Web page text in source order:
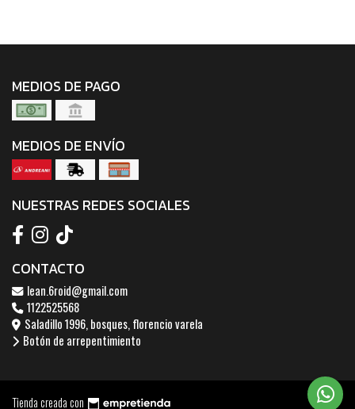
MEDIOS DE PAGO
MEDIOS DE ENVÍO
NUESTRAS REDES SOCIALES
CONTACTO
lean.6roid@gmail.com
1122525568
Saladillo 1996, bosques, florencio varela
Botón de arrepentimiento
Tienda creada con